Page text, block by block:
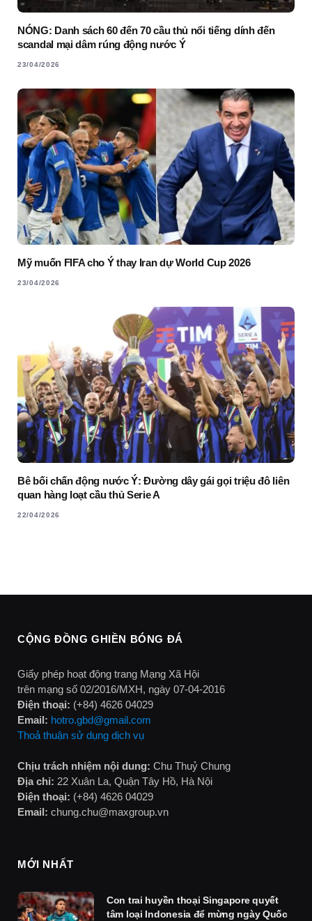
NÓNG: Danh sách 60 đến 70 cầu thủ nổi tiếng dính đến
scandal mại dâm rúng động nước Ý
23/04/2026
Mỹ muốn FIFA cho Ý thay Iran dự World Cup 2026
23/04/2026
Bê bối chấn động nước Ý: Đường dây gái gọi triệu đô liên
quan hàng loạt cầu thủ Serie A
22/04/2026
CỘNG ĐỒNG GHIỀN BÓNG ĐÁ
Giấy phép hoạt động trang Mạng Xã Hội
trên mạng số 02/2016/MXH, ngày 07-04-2016
Điện thoại: (+84) 4626 04029
Email: hotro.gbd@gmail.com
Thoả thuận sử dụng dịch vụ
Chịu trách nhiệm nội dung: Chu Thuỷ Chung
Địa chỉ: 22 Xuân La, Quận Tây Hồ, Hà Nội
Điện thoại: (+84) 4626 04029
Email: chung.chu@maxgroup.vn
MỚI NHẤT
Con trai huyền thoại Singapore quyết
tâm loại Indonesia để mừng ngày Quốc